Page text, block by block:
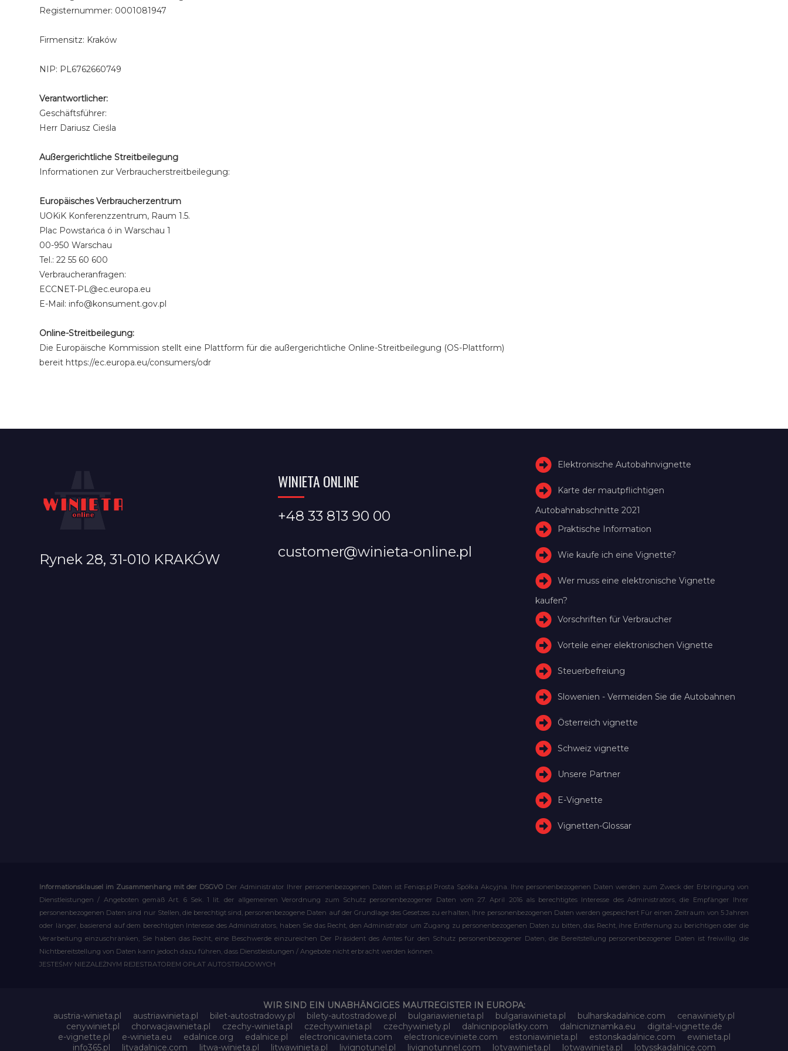
Registernummer: 0001081947
Firmensitz: Kraków
NIP: PL6762660749
Verantwortlicher:
Geschäftsführer:
Herr Dariusz Cieśla
Außergerichtliche Streitbeilegung
Informationen zur Verbraucherstreitbeilegung:
Europäisches Verbraucherzentrum
UOKiK Konferenzzentrum, Raum 1.5.
Plac Powstańca ó in Warschau 1
00-950 Warschau
Tel.: 22 55 60 600
Verbraucheranfragen:
ECCNET-PL@ec.europa.eu
E-Mail: info@konsument.gov.pl
Online-Streitbeilegung:
Die Europäische Kommission stellt eine Plattform für die außergerichtliche Online-Streitbeilegung (OS-Plattform)
bereit https://ec.europa.eu/consumers/odr
Rynek 28, 31-010 KRAKÓW
WINIETA ONLINE
+48 33 813 90 00
customer@winieta-online.pl
Elektronische Autobahnvignette
Karte der mautpflichtigen
Autobahnabschnitte 2021
Praktische Information
Wie kaufe ich eine Vignette?
Wer muss eine elektronische Vignette
kaufen?
Vorschriften für Verbraucher
Vorteile einer elektronischen Vignette
Steuerbefreiung
Slowenien - Vermeiden Sie die Autobahnen
Österreich vignette
Schweiz vignette
Unsere Partner
E-Vignette
Vignetten-Glossar
Informationsklausel im Zusammenhang mit der DSGVO Der Administrator Ihrer personenbezogenen Daten ist Feniqs.pl Prosta Spółka Akcyjna. Ihre personenbezogenen Daten werden zum Zweck der Erbringung von
Dienstleistungen / Angeboten gemäß Art. 6 Sek. 1 lit. der allgemeinen Verordnung zum Schutz personenbezogener Daten vom 27. April 2016 als berechtigtes Interesse des Administrators, die Empfänger Ihrer
personenbezogenen Daten sind nur Stellen, die berechtigt sind, personenbezogene Daten auf der Grundlage des Gesetzes zu erhalten, Ihre personenbezogenen Daten werden gespeichert Für einen Zeitraum von 5 Jahren
oder länger, basierend auf dem berechtigten Interesse des Administrators, haben Sie das Recht, den Administrator um Zugang zu personenbezogenen Daten zu bitten, das Recht, ihre Entfernung zu berichtigen oder die
Verarbeitung einzuschränken, Sie haben das Recht, eine Beschwerde einzureichen Der Präsident des Amtes für den Schutz personenbezogener Daten, die Bereitstellung personenbezogener Daten ist freiwillig, die
Nichtbereitstellung von Daten kann jedoch dazu führen, dass Dienstleistungen / Angebote nicht erbracht werden können.
JESTEŚMY NIEZALEŻNYM REJESTRATOREM OPŁAT AUTOSTRADOWYCH
WIR SIND EIN UNABHÄNGIGES MAUTREGISTER IN EUROPA:
austria-winieta.pl
austriawinieta.pl bilet-autostradowy.pl bilety-autostradowe.pl bulgariawienieta.pl bulgariawinieta.pl bulharskadalnice.com
cenawiniety.pl
cenywiniet.pl
chorwacjawinieta.pl czechy-winieta.pl czechywinieta.pl czechywiniety.pl dalnicnipoplatky.com dalnicniznamka.eu
digital-vignette.de
e-vignette.pl
e-winieta.eu edalnice.org edalnice.pl electronicavinieta.com electroniceviniete.com estoniawinieta.pl estonskadalnice.com
ewinieta.pl
info365.pl
litvadalnice.com litwa-winieta.pl litwawinieta.pl livignotunel.pl livignotunnel.com lotvawinieta.pl lotwawinieta.pl lotysskadalnice.com